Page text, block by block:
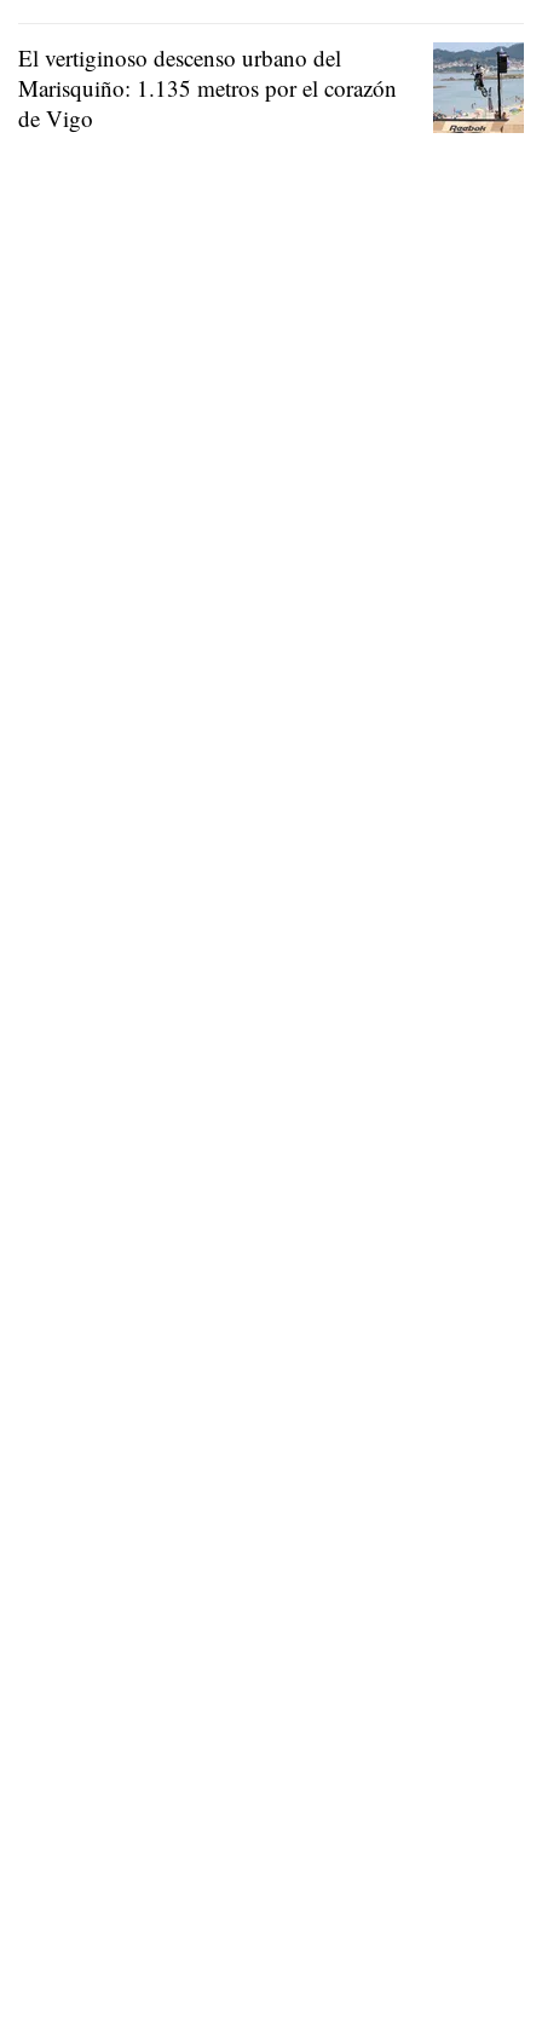
El vertiginoso descenso urbano del
Marisquiño: 1.135 metros por el corazón
de Vigo